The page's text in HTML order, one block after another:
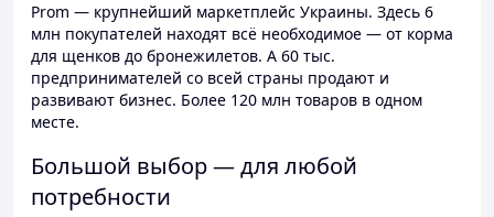
Prom — крупнейший маркетплейс Украины. Здесь 6
млн покупателей находят всё необходимое — от корма
для щенков до бронежилетов. А 60 тыс.
предпринимателей со всей страны продают и
развивают бизнес. Более 120 млн товаров в одном
месте.
Большой выбор — для любой
потребности